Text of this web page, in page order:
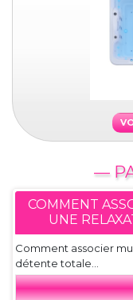
—
COMMENT
UNE
Comment associer
détente totale...